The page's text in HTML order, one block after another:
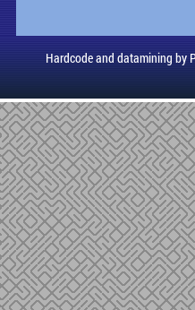
Hardcode and datamining by